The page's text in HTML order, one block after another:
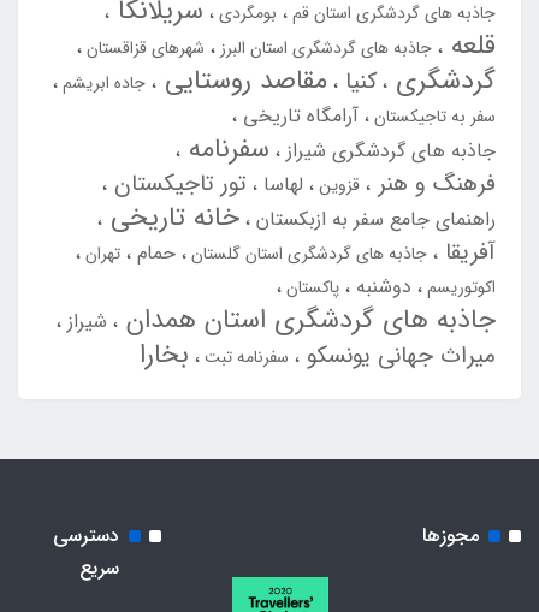
جاذبه های گردشگری استان قم بومگردی
سریلانکا
قلعه
جاذبه های گردشگری استان البرز شهرهای قزاقستان
گردشگری کنیا مقاصد روستایی
جاده ابریشم
سفر به تاجیکستان آرامگاه تاریخی
جاذبه های گردشگری شیراز
سفرنامه
فرهنگ و هنر قزوین لهاسا تور تاجیکستان
راهنمای جامع سفر به ازبکستان خانه تاریخی
آفریقا جاذبه های گردشگری استان گلستان حمام
تهران
اکوتوریسم
دوشنبه پاکستان
جاذبه های گردشگری استان همدان شیراز
میراث جهانی یونسکو سفرنامه تبت بخارا
مجوزها
دسترسی
سریع